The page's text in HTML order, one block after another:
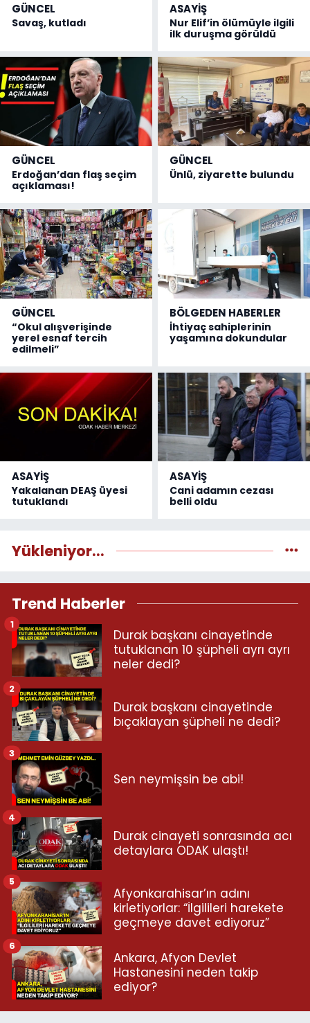
GÜNCEL
Savaş, kutladı
ASAYİŞ
Nur Elif’in ölümüyle ilgili
ilk duruşma görüldü
GÜNCEL
Erdoğan’dan flaş seçim
açıklaması!
GÜNCEL
Ünlü, ziyarette bulundu
GÜNCEL
“Okul alışverişinde
yerel esnaf tercih
edilmeli”
BÖLGEDEN HABERLER
İhtiyaç sahiplerinin
yaşamına dokundular
ASAYİŞ
Yakalanan DEAŞ üyesi
tutuklandı
ASAYİŞ
Cani adamın cezası
belli oldu
Yükleniyor...
Trend Haberler
Durak başkanı cinayetinde
tutuklanan 10 şüpheli ayrı ayrı
neler dedi?
1
Durak başkanı cinayetinde
bıçaklayan şüpheli ne dedi?
2
Sen neymişsin be abi!
3
Durak cinayeti sonrasında acı
detaylara ODAK ulaştı!
4
Afyonkarahisar’ın adını
kirletiyorlar: “İlgilileri harekete
geçmeye davet ediyoruz”
5
Ankara, Afyon Devlet
Hastanesini neden takip
ediyor?
6